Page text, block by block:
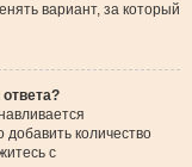
вариант, за который
количество
с